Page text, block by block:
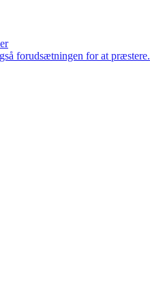
forudsætningen for at præstere.